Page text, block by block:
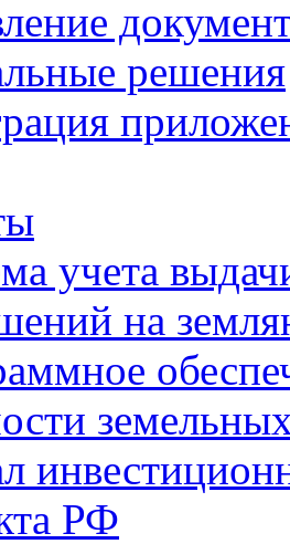
решения
учета
на
РФ